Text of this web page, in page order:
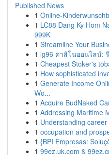
Published News
1 Online-
1 LC88 Dang Ky Hom
999K
1 Streamline Your
1 lg96 คาสิโนออนไลน์:
1 Cheapest Stoker's
1 How sophisticated
1 Generate Income
Wo...
1 Acquire BudNaked
1 Addressing Maritime
1 Understanding
1 occupation and
1 {BPI Empresas:
1 99ez.uk.com &